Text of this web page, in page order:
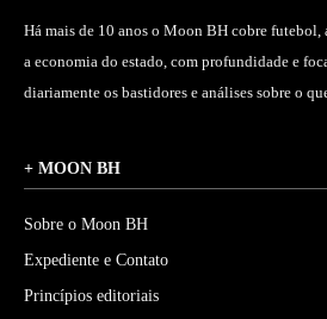
Há mais de 10 anos o Moon BH cobre
a economia do estado, com profundidade e
diariamente os bastidores e análises sobre o
+ MOON BH
Sobre o Moon BH
Expediente e Contato
Princípios editoriais